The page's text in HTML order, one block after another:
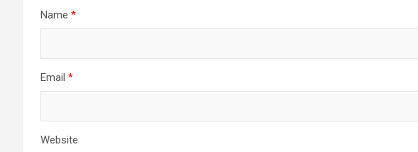
Name *
Email *
Website